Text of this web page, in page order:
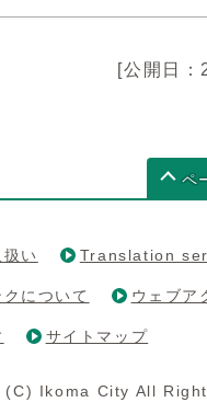
[公開日
ペ
い Translation
について ウェブア
サイトマップ
Ikoma City All